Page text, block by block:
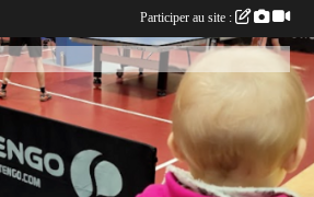
Participer au site :